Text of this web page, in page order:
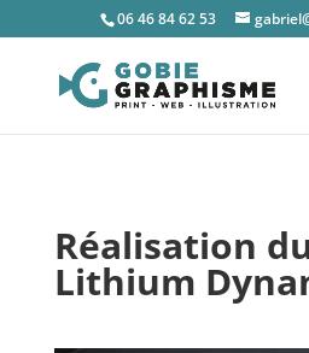
06 46 84 62 53
Réalisation
Lithium